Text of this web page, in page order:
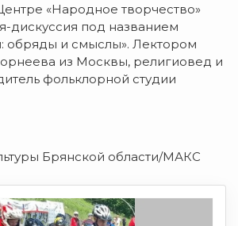
«Народное творчество»
дискуссия под названием
обряды и смыслы». Лектором
из Москвы, религиовед и
фольклорной студии
Брянской области/МАКС